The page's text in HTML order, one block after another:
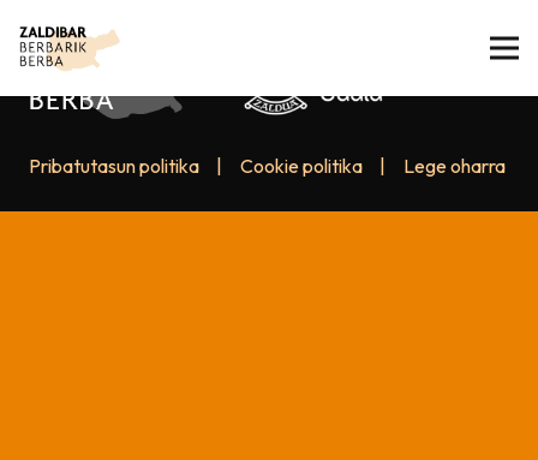
Pribatutasun politika Cookie politika Lege oharra